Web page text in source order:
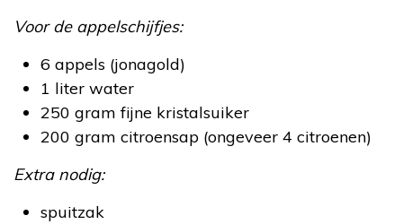
Voor de appelschijfjes:
6 appels (jonagold)
1 liter water
250 gram fijne kristalsuiker
200 gram citroensap (ongeveer 4 citroenen)
Extra nodig:
spuitzak